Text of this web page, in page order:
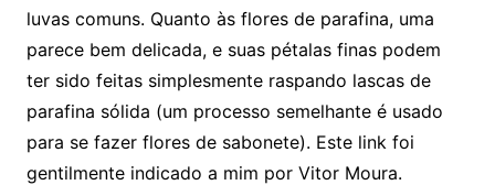
luvas comuns. Quanto às flores de parafina, uma
parece bem delicada, e suas pétalas finas podem
ter sido feitas simplesmente raspando lascas de
parafina sólida (um processo semelhante é usado
para se fazer flores de sabonete). Este link foi
gentilmente indicado a mim por Vitor Moura.